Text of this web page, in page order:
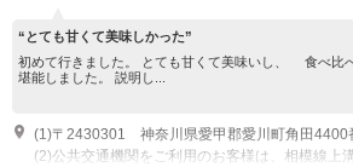
“とても甘くて美味しかった”
初めて行きました。 とても甘くて美味いし、 食べ比
堪能しました。 説明し...